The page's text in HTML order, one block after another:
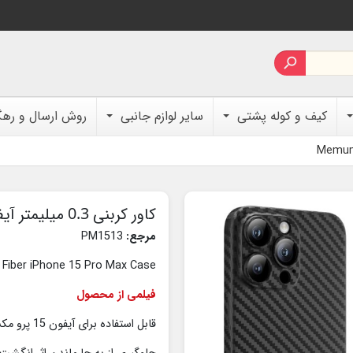

کیف و کوله پشتی سایر لوازم جانبی روش ارسال و
کاور کربنی 0.3 میلیمتر آیفون 15 پرو مکس برند Memumi
مرجع:
iPhone 15 Pro Max Case
فیلمی از محصول
قابل استفاده برای آیفون 15 پرو مکس